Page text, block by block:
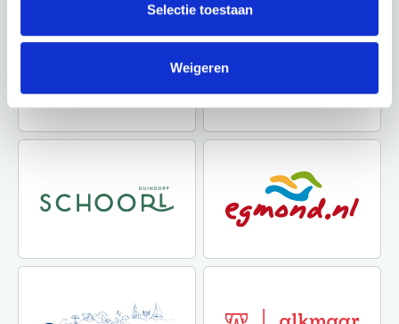
Selectie toestaan
Weigeren